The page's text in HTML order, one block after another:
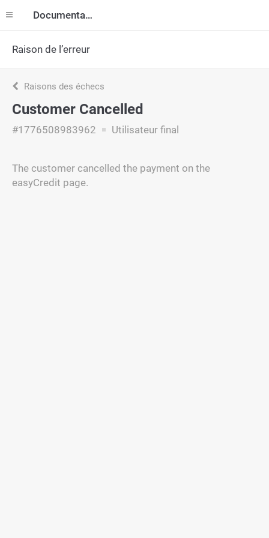
Documentation
Raison de l’erreur
Raisons des échecs
Customer Cancelled
#1776508983962 Utilisateur final
The customer cancelled the payment on the
easyCredit page.